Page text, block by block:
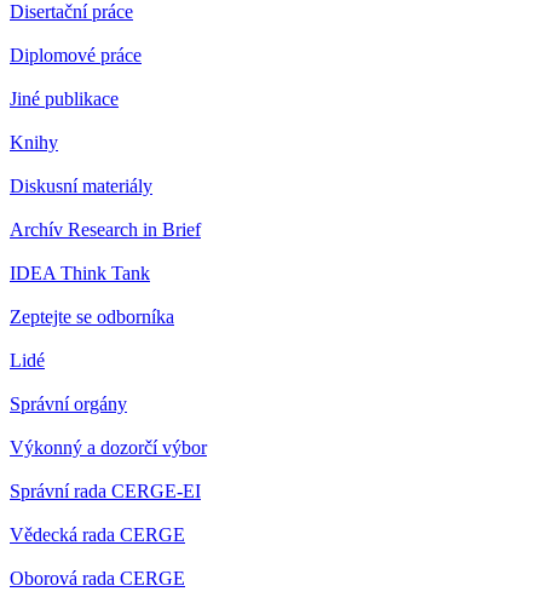
Disertační práce
Diplomové práce
Jiné publikace
Knihy
Diskusní materiály
Archív Research in Brief
IDEA Think Tank
Zeptejte se odborníka
Lidé
Správní orgány
Výkonný a dozorčí výbor
Správní rada CERGE-EI
Vědecká rada CERGE
Oborová rada CERGE